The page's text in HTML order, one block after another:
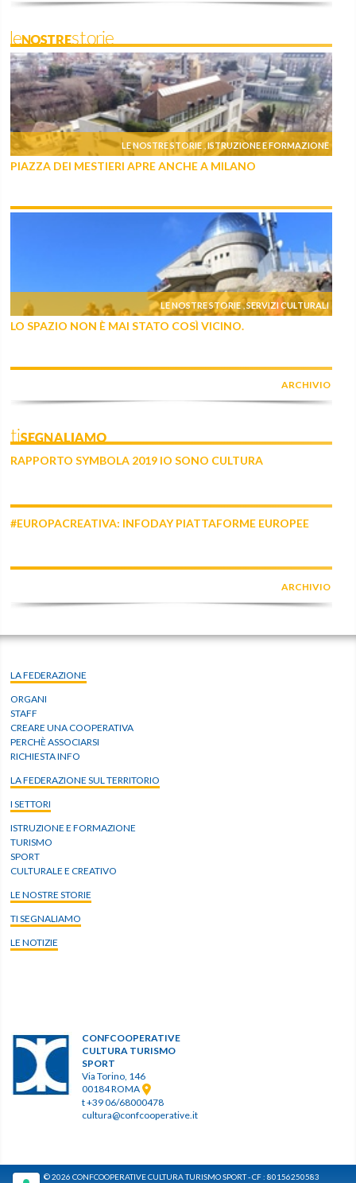
leNOSTREstorie
LE NOSTRE STORIE ,ISTRUZIONE E FORMAZIONE
PIAZZA DEI MESTIERI APRE ANCHE A MILANO
LE NOSTRE STORIE ,SERVIZI CULTURALI
LO SPAZIO NON È MAI STATO COSÌ VICINO.
ARCHIVIO
tiSEGNALIAMO
RAPPORTO SYMBOLA 2019 IO SONO CULTURA
#EUROPACREATIVA: INFODAY PIATTAFORME EUROPEE
ARCHIVIO
LA FEDERAZIONE
ORGANI
STAFF
CREARE UNA COOPERATIVA
PERCHÈ ASSOCIARSI
RICHIESTA INFO
LA FEDERAZIONE SUL TERRITORIO
I SETTORI
ISTRUZIONE E FORMAZIONE
TURISMO
SPORT
CULTURALE E CREATIVO
LE NOSTRE STORIE
TI SEGNALIAMO
LE NOTIZIE
CONFCOOPERATIVE
CULTURA TURISMO
SPORT
Via Torino, 146
00184 ROMA
t +39 06/68000478
cultura@confcooperative.it
© 2026 CONFCOOPERATIVE CULTURA TURISMO SPORT - CF : 80156250583